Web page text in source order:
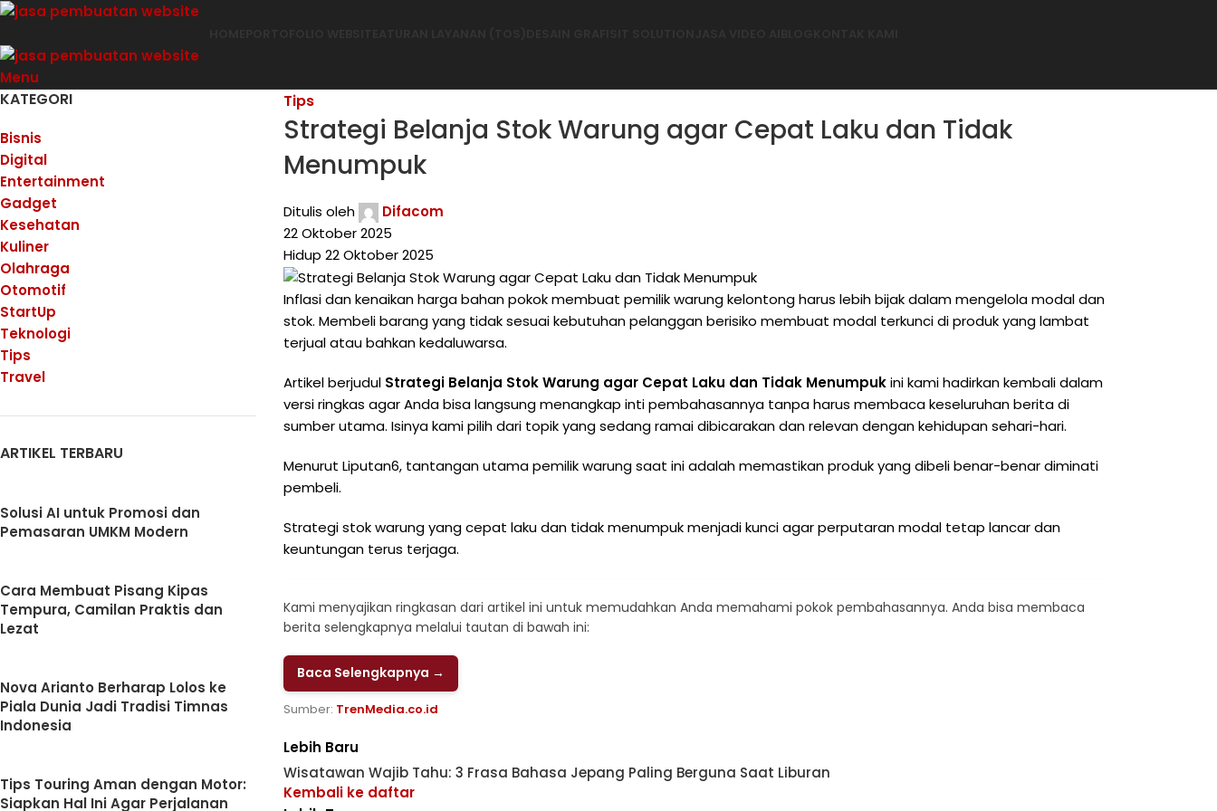
Menu
KATEGORI
Bisnis
Digital
Entertainment
Gadget
Kesehatan
Kuliner
Olahraga
Otomotif
StartUp
Teknologi
Tips
Travel
ARTIKEL TERBARU
Solusi AI untuk Promosi dan
Pemasaran UMKM Modern
Cara Membuat Pisang Kipas
Tempura, Camilan Praktis dan
Lezat
Nova Arianto Berharap Lolos ke
Piala Dunia Jadi Tradisi Timnas
Indonesia
Tips Touring Aman dengan Motor:
Siapkan Hal Ini Agar Perjalanan
Tips
Strategi Belanja Stok Warung agar Cepat Laku dan Tidak
Menumpuk
Ditulis oleh
Difacom
22 Oktober 2025
Hidup 22 Oktober 2025
Inflasi dan kenaikan harga bahan pokok membuat pemilik warung kelontong harus lebih bijak dalam mengelola modal dan
stok. Membeli barang yang tidak sesuai kebutuhan pelanggan berisiko membuat modal terkunci di produk yang lambat
terjual atau bahkan kedaluwarsa.
Artikel berjudul Strategi Belanja Stok Warung agar Cepat Laku dan Tidak Menumpukini kami hadirkan kembali dalam
versi ringkas agar Anda bisa langsung menangkap inti pembahasannya tanpa harus membaca keseluruhan berita di
sumber utama. Isinya kami pilih dari topik yang sedang ramai dibicarakan dan relevan dengan kehidupan sehari-hari.
Menurut Liputan6, tantangan utama pemilik warung saat ini adalah memastikan produk yang dibeli benar-benar diminati
pembeli.
Strategi stok warung yang cepat laku dan tidak menumpuk menjadi kunci agar perputaran modal tetap lancar dan
keuntungan terus terjaga.
Kami menyajikan ringkasan dari artikel ini untuk memudahkan Anda memahami pokok pembahasannya. Anda bisa membaca
berita selengkapnya melalui tautan di bawah ini:
Baca Selengkapnya →
Sumber: TrenMedia.co.id
Lebih Baru
Wisatawan Wajib Tahu: 3 Frasa Bahasa Jepang Paling Berguna Saat Liburan
Kembali ke daftar